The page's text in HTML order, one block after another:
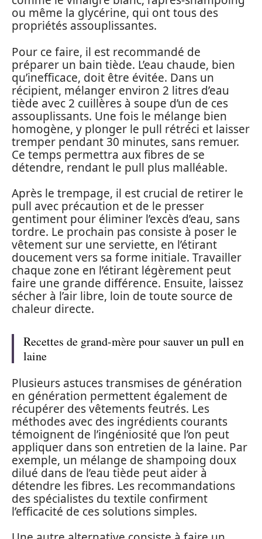
ou même la glycérine, qui ont tous des
propriétés assouplissantes.
Pour ce faire, il est recommandé de
préparer un bain tiède. L’eau chaude, bien
qu’inefficace, doit être évitée. Dans un
récipient, mélanger environ 2 litres d’eau
tiède avec 2 cuillères à soupe d’un de ces
assouplissants. Une fois le mélange bien
homogène, y plonger le pull rétréci et laisser
tremper pendant 30 minutes, sans remuer.
Ce temps permettra aux fibres de se
détendre, rendant le pull plus malléable.
Après le trempage, il est crucial de retirer le
pull avec précaution et de le presser
gentiment pour éliminer l’excès d’eau, sans
tordre. Le prochain pas consiste à poser le
vêtement sur une serviette, en l’étirant
doucement vers sa forme initiale. Travailler
chaque zone en l’étirant légèrement peut
faire une grande différence. Ensuite, laissez
sécher à l’air libre, loin de toute source de
chaleur directe.
Recettes de grand-mère pour sauver un pull en
laine
Plusieurs astuces transmises de génération
en génération permettent également de
récupérer des vêtements feutrés. Les
méthodes avec des ingrédients courants
témoignent de l’ingéniosité que l’on peut
appliquer dans son entretien de la laine. Par
exemple, un mélange de shampoing doux
dilué dans de l’eau tiède peut aider à
détendre les fibres. Les recommandations
des spécialistes du textile confirment
l’efficacité de ces solutions simples.